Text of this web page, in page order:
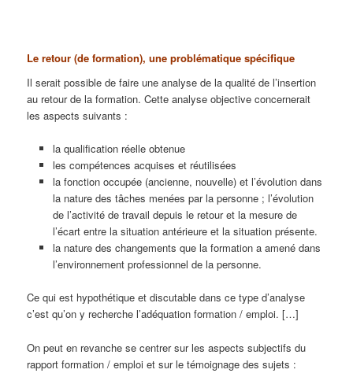
Le retour (de formation), une problématique spécifique
Il serait possible de faire une analyse de la qualité de l’insertion
au retour de la formation. Cette analyse objective concernerait
les aspects suivants :
la qualification réelle obtenue
les compétences acquises et réutilisées
la fonction occupée (ancienne, nouvelle) et l’évolution dans
la nature des tâches menées par la personne ; l’évolution
de l’activité de travail depuis le retour et la mesure de
l’écart entre la situation antérieure et la situation présente.
la nature des changements que la formation a amené dans
l’environnement professionnel de la personne.
Ce qui est hypothétique et discutable dans ce type d’analyse
c’est qu’on y recherche l’adéquation formation / emploi. […]
On peut en revanche se centrer sur les aspects subjectifs du
rapport formation / emploi et sur le témoignage des sujets :